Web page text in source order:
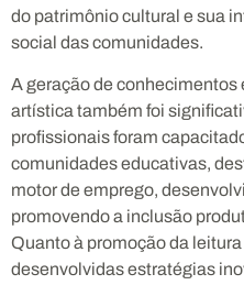
do patrimônio cultural e sua
social das comunidades.
A geração de
artística também foi
profissionais foram
comunidades educativas,
motor de emprego,
promovendo a inclusão
Quanto à promoção da
desenvolvidas estratégias